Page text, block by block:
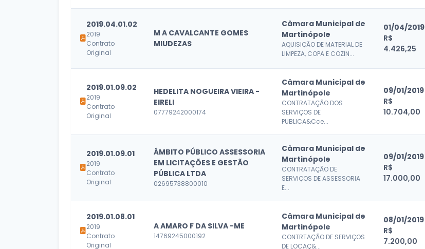
2019.04.01.02
2019
Contrato
Original
M A CAVALCANTE GOMES
MIUDEZAS
Câmara Municipal de
Martinópole
AQUISIÇÃO DE MATERIAL DE
LIMPEZA, COPA E COZIN...
01/04/2019
R$
4.426,25
2019.01.09.02
2019
Contrato
Original
HEDELITA NOGUEIRA VIEIRA -
EIRELI
07779242000174
Câmara Municipal de
Martinópole
CONTRATAÇÃO DOS
SERVIÇOS DE
PUBLICA&Cce...
09/01/2019
R$
10.704,00
2019.01.09.01
2019
Contrato
Original
ÂMBITO PÚBLICO ASSESSORIA
EM LICITAÇÕES E GESTÃO
PÚBLICA LTDA
02695738800010
Câmara Municipal de
Martinópole
CONTRATAÇÃO DE
SERVIÇOS DE ASSESSORIA
E...
09/01/2019
R$
17.000,00
2019.01.08.01
2019
Contrato
Original
A AMARO F DA SILVA -ME
14769245000192
Câmara Municipal de
Martinópole
CONTRTAÇÃO DE SERVIÇOS
DE LOCAÇ&...
08/01/2019
R$
7.200,00